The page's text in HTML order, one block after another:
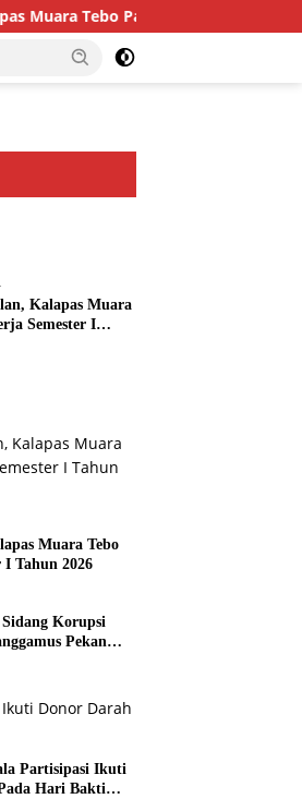
Tebo Paparkan Anev Kinerja
Kalapas Muara
Semester I
Muara Tebo
I Tahun 2026
Korupsi
Pekan
Partisipasi Ikuti
Hari Bakti